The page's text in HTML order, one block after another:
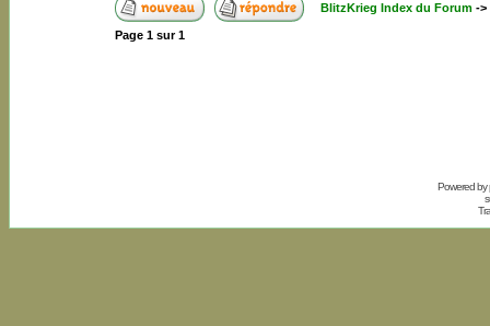
BlitzKrieg Index du Forum->
Page 1sur1
Powered by